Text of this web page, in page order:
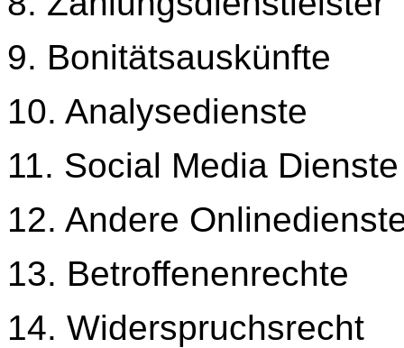
9. Bonitätsauskünfte
10. Analysedienste
11. Social Media Dienste
12. Andere
13. Betroffenenrechte
14. Widerspruchsrecht